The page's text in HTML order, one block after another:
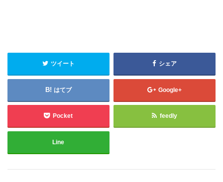
ツイート シェア
はてブ Google+
Pocket feedly
Line